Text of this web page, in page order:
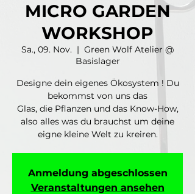
MICRO GARDEN
WORKSHOP
Sa., 09. Nov.
  |
Green Wolf Atelier @
Basislager
Designe dein eigenes Ökosystem ! Du
bekommst von uns das
Glas, die Pflanzen und das Know-How,
also alles was du brauchst um deine
eigne kleine Welt zu kreiren.
Anmeldung abgeschlossen
Veranstaltungen ansehen